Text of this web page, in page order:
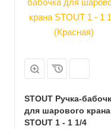
STOUT Ручка-бабочка
для шарового крана
STOUT 1 - 1 1/4